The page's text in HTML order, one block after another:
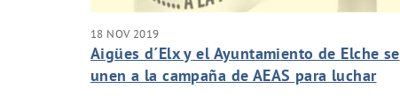
18 NOV 2019
Aigües d´Elx y el Ayuntamiento de Elche se
unen a la campaña de AEAS para luchar